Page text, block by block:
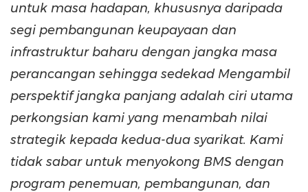
untuk masa hadapan, khususnya daripada
segi pembangunan keupayaan dan
infrastruktur baharu dengan jangka masa
perancangan sehingga sedekad Mengambil
perspektif jangka panjang adalah ciri utama
perkongsian kami yang menambah nilai
strategik kepada kedua-dua syarikat. Kami
tidak sabar untuk menyokong BMS dengan
program penemuan, pembangunan, dan